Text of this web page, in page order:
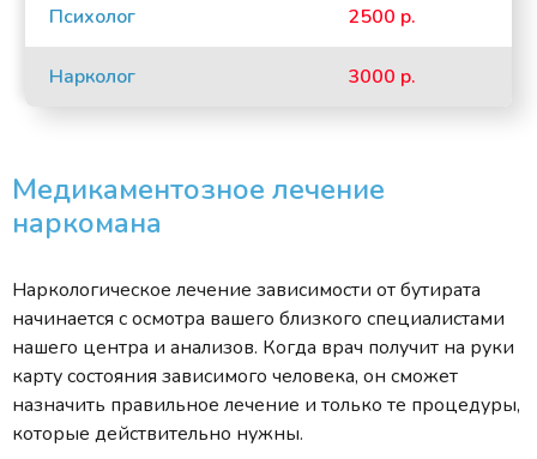
Психолог 2500 р.
Нарколог 3000 р.
Медикаментозное лечение
наркомана
Наркологическое лечение зависимости от бутирата
начинается с осмотра вашего близкого специалистами
нашего центра и анализов. Когда врач получит на руки
карту состояния зависимого человека, он сможет
назначить правильное лечение и только те процедуры,
которые действительно нужны.